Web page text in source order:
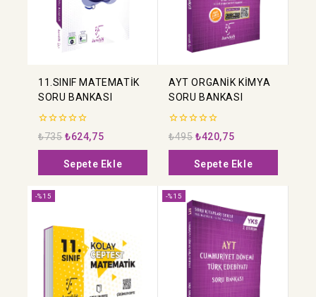
11.SINIF MATEMATİK
SORU BANKASI
0
5
üzerinden
₺735 ₺624,75
Sepete Ekle
AYT ORGANİK KİMYA
SORU BANKASI
0
5
üzerinden
₺495 ₺420,75
Sepete Ekle
-%15 -%15